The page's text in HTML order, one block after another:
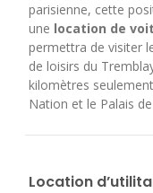
parisienne, cette
une location de
permettra de visiter
de loisirs du
kilomètres
Nation et le Palais
Location